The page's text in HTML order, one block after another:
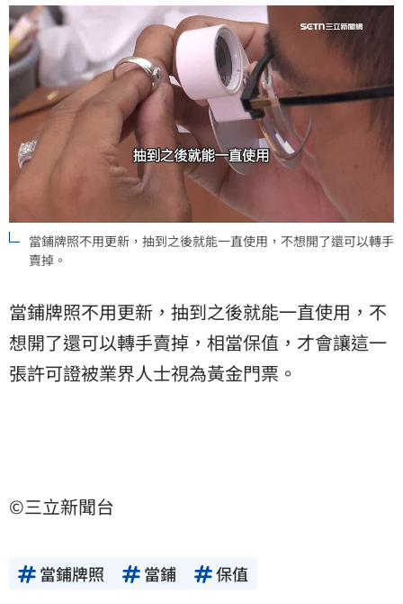
當鋪牌照不用更新，抽到之後就能一直使用，不想開了還可以轉手
賣掉。
當鋪牌照不用更新，抽到之後就能一直使用，不
想開了還可以轉手賣掉，相當保值，才會讓這一
張許可證被業界人士視為黃金門票。
©三立新聞台
當鋪牌照 當鋪 保值